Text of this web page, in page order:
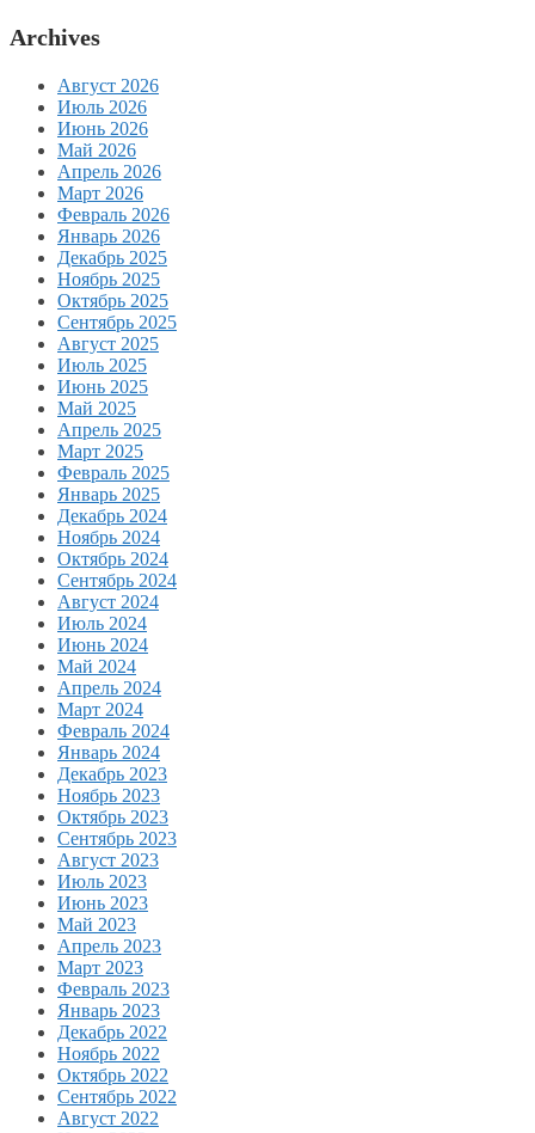
Archives
Август 2026
Июль 2026
Июнь 2026
Май 2026
Апрель 2026
Март 2026
Февраль 2026
Январь 2026
Декабрь 2025
Ноябрь 2025
Октябрь 2025
Сентябрь 2025
Август 2025
Июль 2025
Июнь 2025
Май 2025
Апрель 2025
Март 2025
Февраль 2025
Январь 2025
Декабрь 2024
Ноябрь 2024
Октябрь 2024
Сентябрь 2024
Август 2024
Июль 2024
Июнь 2024
Май 2024
Апрель 2024
Март 2024
Февраль 2024
Январь 2024
Декабрь 2023
Ноябрь 2023
Октябрь 2023
Сентябрь 2023
Август 2023
Июль 2023
Июнь 2023
Май 2023
Апрель 2023
Март 2023
Февраль 2023
Январь 2023
Декабрь 2022
Ноябрь 2022
Октябрь 2022
Сентябрь 2022
Август 2022